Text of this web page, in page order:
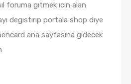
foruma gıtmek ıcın alan
degıstırıp portala shop dıye
ana sayfasına gıdecek